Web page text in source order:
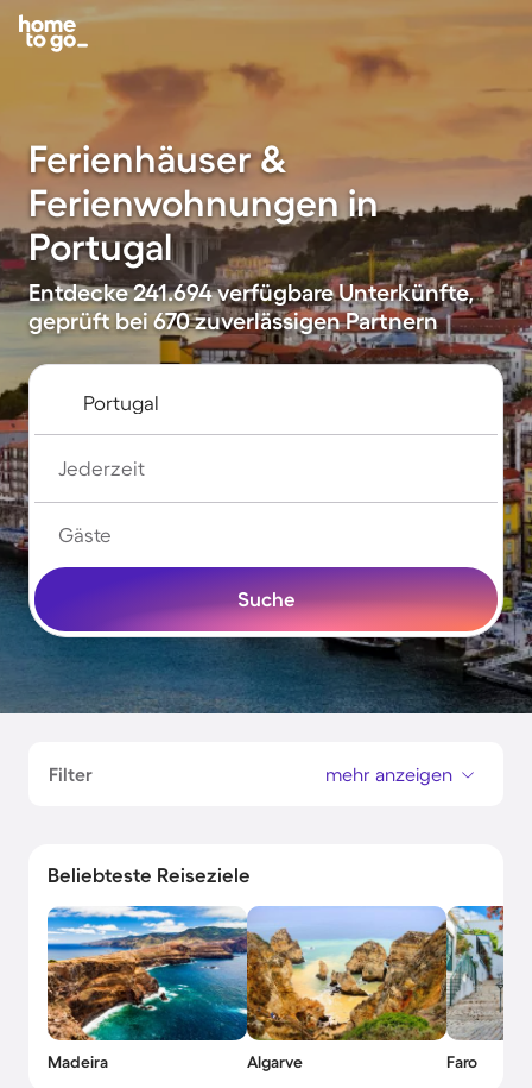
Ferienhäuser &
Ferienwohnungen in
Portugal
Entdecke 241.694 verfügbare Unterkünfte,
geprüft bei 670 zuverlässigen Partnern
Jederzeit
Gäste
Suche
Filter mehr anzeigen
Beliebteste Reiseziele
Madeira Algarve Faro